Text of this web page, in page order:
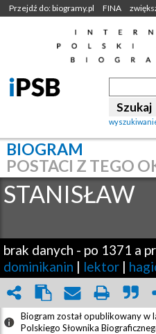
Przejdź do: biogramy.pl FINA
BIOGRAM
POSTACI Z TEGO
STANISŁAW
brak danych - po 1371 a
dominikanin | lektor |
Biogram został opublikowany
Polskiego Słownika